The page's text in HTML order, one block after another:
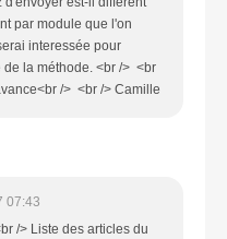
par module que l'on
interessée pour
la méthode. <br /> <br
/> <br /> Camille
07:43
/> Liste des articles du